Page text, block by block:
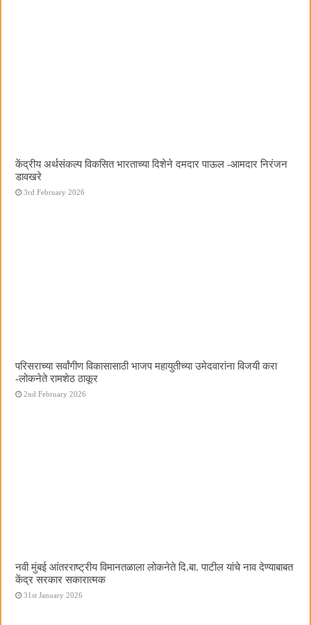
केंद्रीय अर्थसंकल्प विकसित भारताच्या दिशेने दमदार पाऊल -आमदार निरंजन
डावखरे
3rd February 2026
परिसराच्या सर्वांगीण विकासासाठी भाजप महायुतीच्या उमेदवारांना विजयी करा
-लोकनेते रामशेठ ठाकूर
2nd February 2026
नवी मुंबई आंतरराष्ट्रीय विमानतळाला लोकनेते दि.बा. पाटील यांचे नाव देण्याबाबत
केंद्र सरकार सकारात्मक
31st January 2026